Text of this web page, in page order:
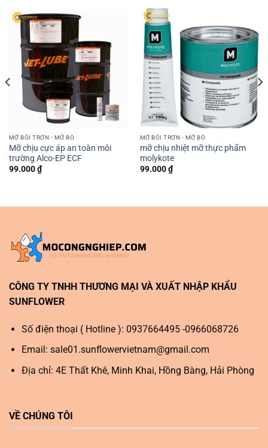
MỠ BÔI TRƠN - MỠ BÒ
Mỡ chịu cực áp an toàn môi
trường Alco-EP ECF
99.000₫
MỠ BÔI TRƠN - MỠ BÒ
mỡ chịu nhiệt mỡ thực phẩm
molykote
99.000₫
CÔNG TY TNHH THƯƠNG MẠI VÀ XUẤT NHẬP KHẨU
SUNFLOWER
Số điện thoại ( Hotline ): 0937664495 -0966068726
Email: sale01.sunflowervietnam@gmail.com
Địa chỉ: 4E Thất Khê, Minh Khai, Hồng Bàng, Hải Phòng
VỀ CHÚNG TÔI